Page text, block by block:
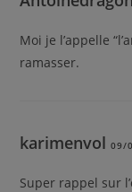
Moi je l’appelle
ramasser.
karimenvol09/
Super rappel sur